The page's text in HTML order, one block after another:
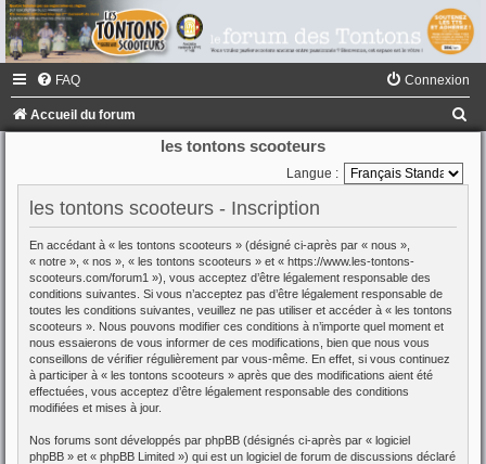
FAQ Connexion
Accueil du forum
les tontons scooteurs
Langue :
les tontons scooteurs - Inscription
En accédant à « les tontons scooteurs » (désigné ci-après par « nous »,
« notre », « nos », « les tontons scooteurs » et « https://www.les-tontons-
scooteurs.com/forum1 »), vous acceptez d’être légalement responsable des
conditions suivantes. Si vous n’acceptez pas d’être légalement responsable de
toutes les conditions suivantes, veuillez ne pas utiliser et accéder à « les tontons
scooteurs ». Nous pouvons modifier ces conditions à n’importe quel moment et
nous essaierons de vous informer de ces modifications, bien que nous vous
conseillons de vérifier régulièrement par vous-même. En effet, si vous continuez
à participer à « les tontons scooteurs » après que des modifications aient été
effectuées, vous acceptez d’être légalement responsable des conditions
modifiées et mises à jour.
Nos forums sont développés par phpBB (désignés ci-après par « logiciel
phpBB » et « phpBB Limited ») qui est un logiciel de forum de discussions déclaré